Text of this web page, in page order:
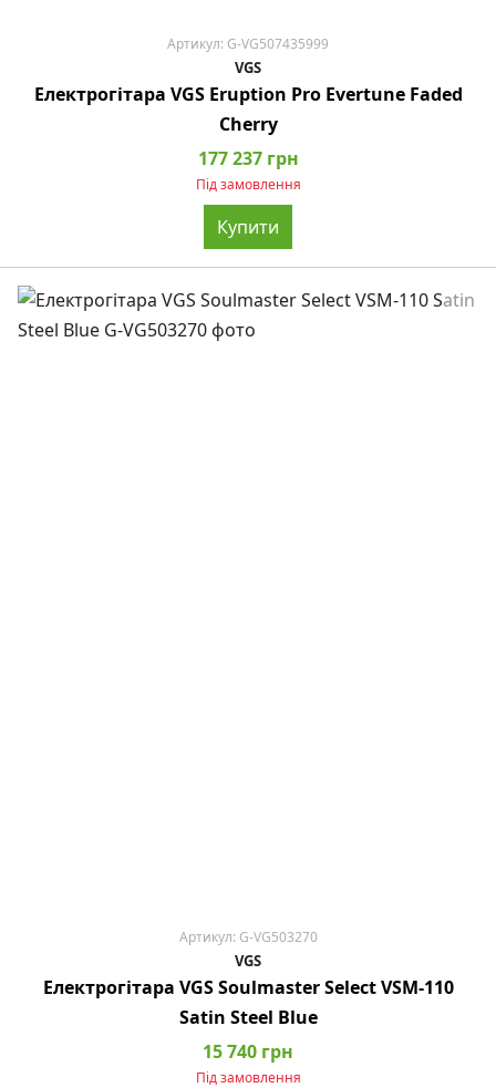
Артикул: G-VG507435999
VGS
Електрогітара VGS Eruption Pro Evertune Faded
Cherry
177 237 грн
Під замовлення
Купити
Артикул: G-VG503270
VGS
Електрогітара VGS Soulmaster Select VSM-110
Satin Steel Blue
15 740 грн
Під замовлення